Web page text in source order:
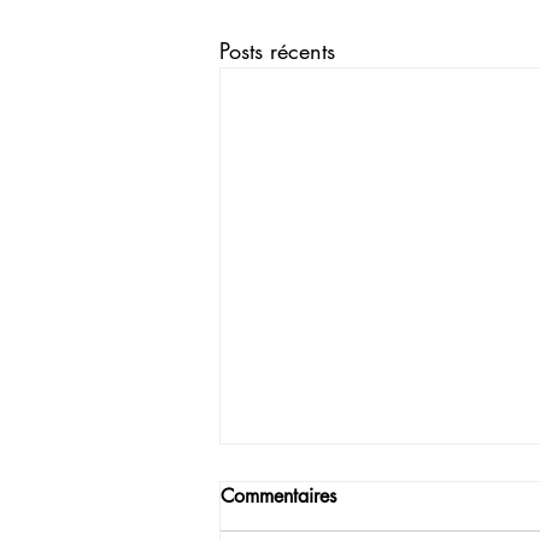
Posts récents
Commentaires